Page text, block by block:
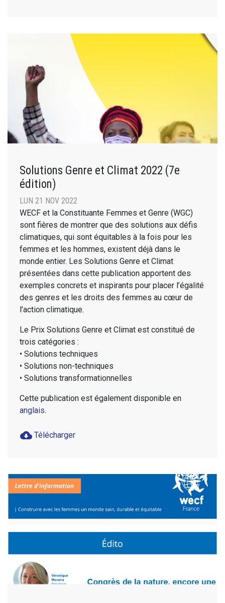
Solutions Genre et Climat 2022 (7e
édition)
LUN 21 NOV 2022
WECF et la Constituante Femmes et Genre (WGC)
sont fières de montrer que des solutions aux défis
climatiques, qui sont équitables à la fois pour les
femmes et les hommes, existent déjà dans le
monde entier. Les Solutions Genre et Climat
présentées dans cette publication apportent des
exemples concrets et inspirants pour placer l’égalité
des genres et les droits des femmes au cœur de
l’action climatique.
Le Prix Solutions Genre et Climat est constitué de
trois catégories :
• Solutions techniques
• Solutions non-techniques
• Solutions transformationnelles
Cette publication est également disponible en
anglais.
cloud_download Télécharger